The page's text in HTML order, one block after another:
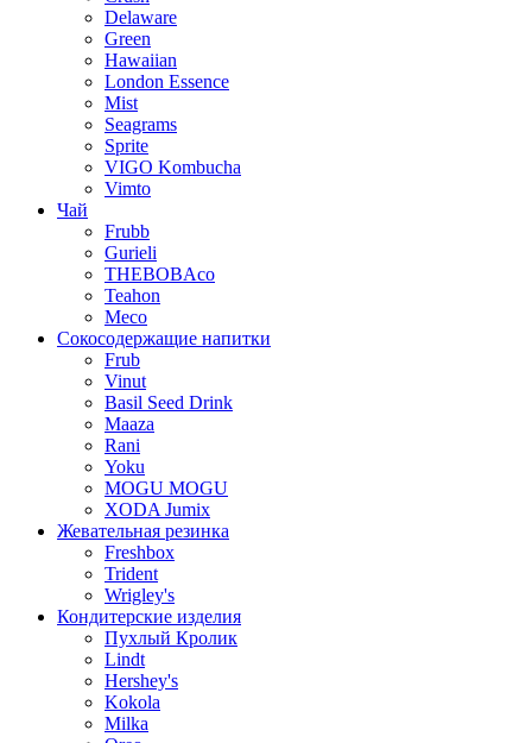
Delaware
Green
Hawaiian
London Essence
Mist
Seagrams
Sprite
VIGO Kombucha
Vimto
Чай
Frubb
Gurieli
THEBOBAco
Teahon
Meco
Сокосодержащие напитки
Frub
Vinut
Basil Seed Drink
Maaza
Rani
Yoku
MOGU MOGU
XODA Jumix
Жевательная резинка
Freshbox
Trident
Wrigley's
Кондитерские изделия
Пухлый Кролик
Lindt
Hershey's
Kokola
Milka